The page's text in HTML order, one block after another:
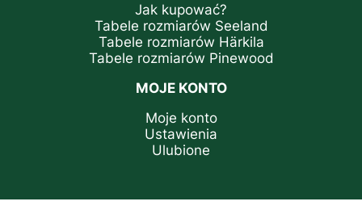
Jak kupować?
Tabele rozmiarów Seeland
Tabele rozmiarów Härkila
Tabele rozmiarów Pinewood
MOJE KONTO
Moje konto
Ustawienia
Ulubione